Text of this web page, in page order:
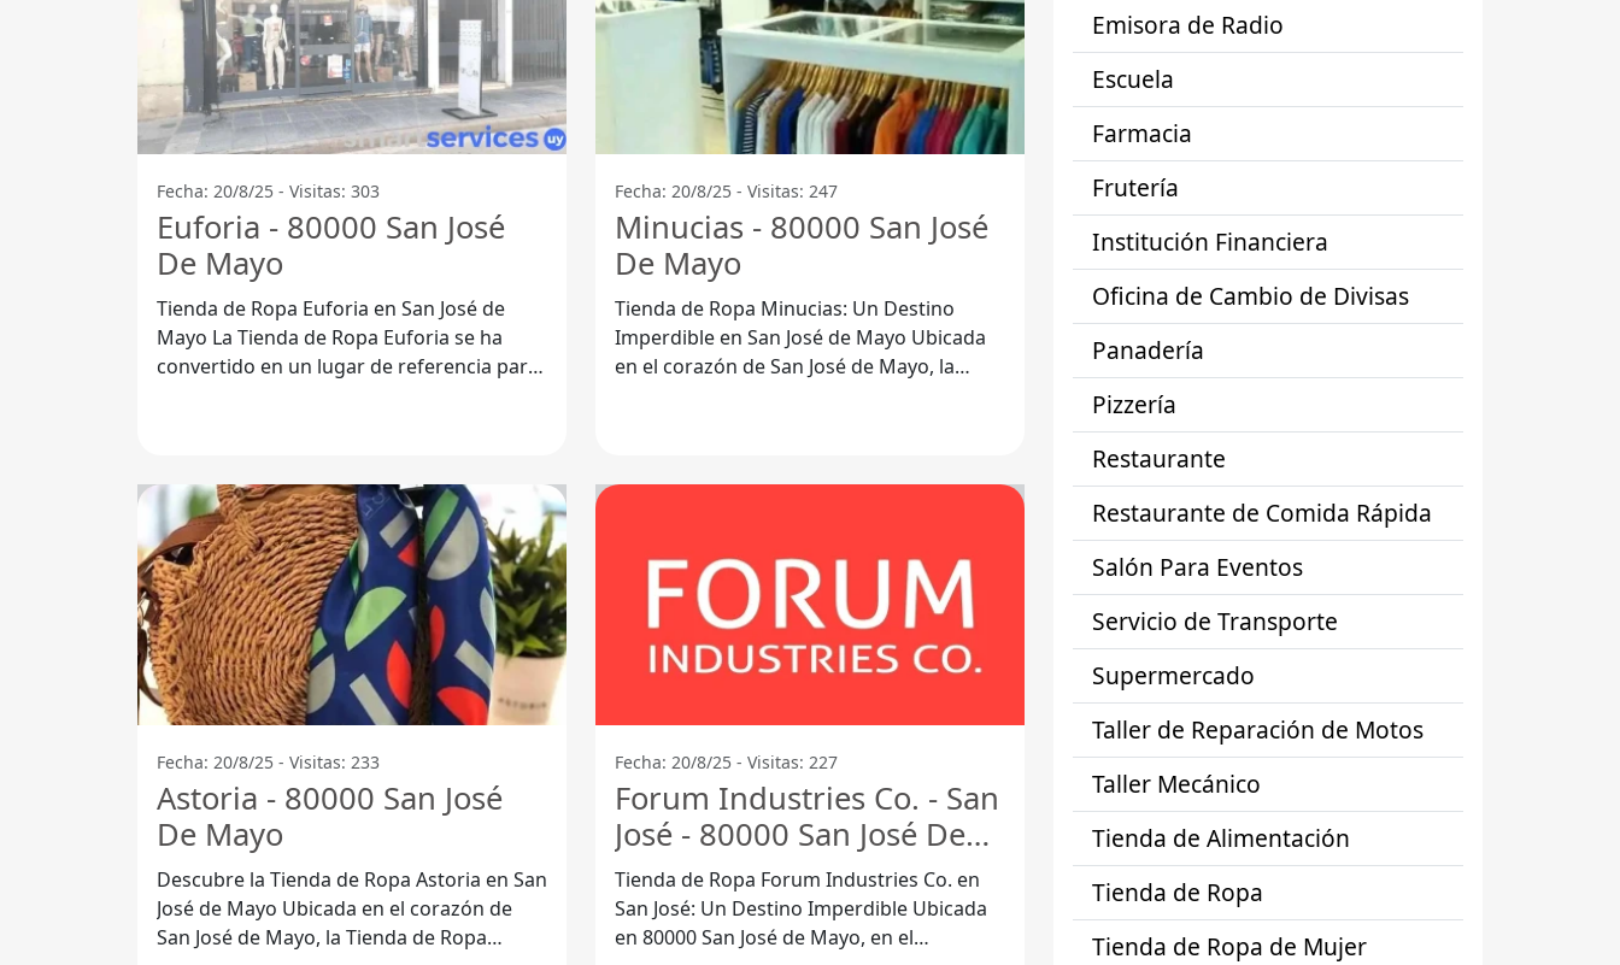
Fecha: 20/8/25 - Visitas: 303
Euforia - 80000 San José
De Mayo
Tienda de Ropa Euforia en San José de
Mayo La Tienda de Ropa Euforia se ha
convertido en un lugar de referencia para
Fecha: 20/8/25 - Visitas: 247
Minucias - 80000 San José
De Mayo
Tienda de Ropa Minucias: Un Destino
Imperdible en San José de Mayo Ubicada
en el corazón de San José de Mayo, la
Fecha: 20/8/25 - Visitas: 233
Astoria - 80000 San José
De Mayo
Descubre la Tienda de Ropa Astoria en San
José de Mayo Ubicada en el corazón de
San José de Mayo, la Tienda de Ropa
Fecha: 20/8/25 - Visitas: 227
Forum Industries Co. - San
José - 80000 San José De
Mayo
Tienda de Ropa Forum Industries Co. en
San José: Un Destino Imperdible Ubicada
en 80000 San José de Mayo, en el
Emisora de Radio
Escuela
Farmacia
Frutería
Institución Financiera
Oficina de Cambio de Divisas
Panadería
Pizzería
Restaurante
Restaurante de Comida Rápida
Salón Para Eventos
Servicio de Transporte
Supermercado
Taller de Reparación de Motos
Taller Mecánico
Tienda de Alimentación
Tienda de Ropa
Tienda de Ropa de Mujer